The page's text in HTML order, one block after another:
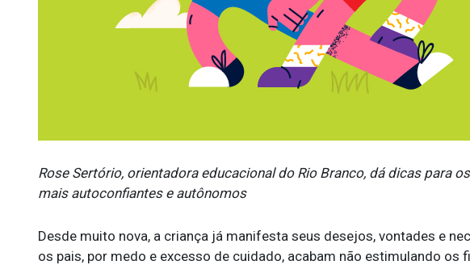
Rose Sertório, orientadora educacional do Rio Branco, dá dicas para
mais autoconfiantes e autônomos
Desde muito nova, a criança já manifesta seus desejos, vontades e
os pais, por medo e excesso de cuidado, acabam não estimulando os